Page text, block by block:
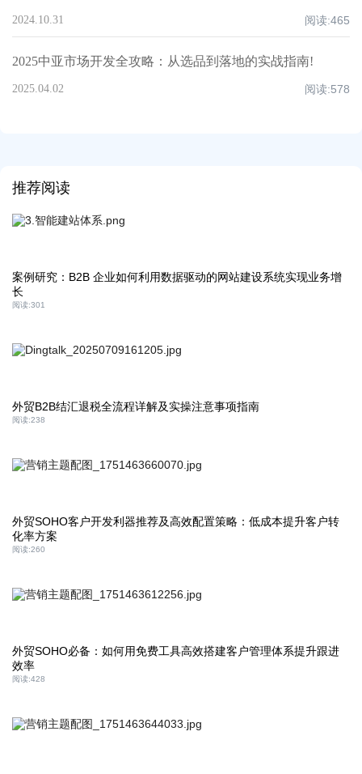
2024.10.31 阅读:465
2025中亚市场开发全攻略：从选品到落地的实战指南!
2025.04.02 阅读:578
推荐阅读
案例研究：B2B 企业如何利用数据驱动的网站建设系统实现业务增
长
阅读:301
外贸B2B结汇退税全流程详解及实操注意事项指南
阅读:238
外贸SOHO客户开发利器推荐及高效配置策略：低成本提升客户转
化率方案
阅读:260
外贸SOHO必备：如何用免费工具高效搭建客户管理体系提升跟进
效率
阅读:428